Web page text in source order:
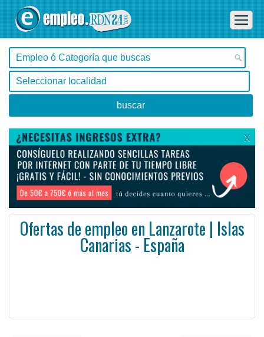
X
Ofertas de empleo en Lanzarote | Islas
Canarias - España